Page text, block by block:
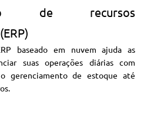
de recursos
baseado em nuvem ajuda as
suas operações diárias com
gerenciamento de estoque até